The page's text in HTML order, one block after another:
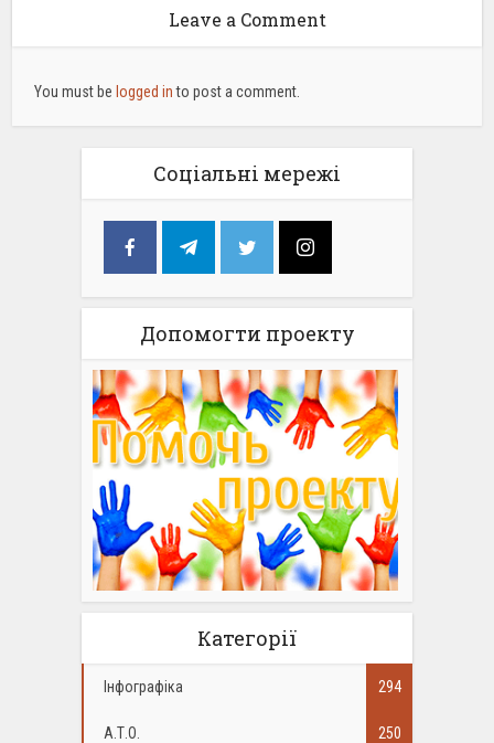
Leave a Comment
You must be logged into post a comment.
Соціальні мережі
Допомогти проекту
Категорії
Інфографіка 294
А.Т.О. 250